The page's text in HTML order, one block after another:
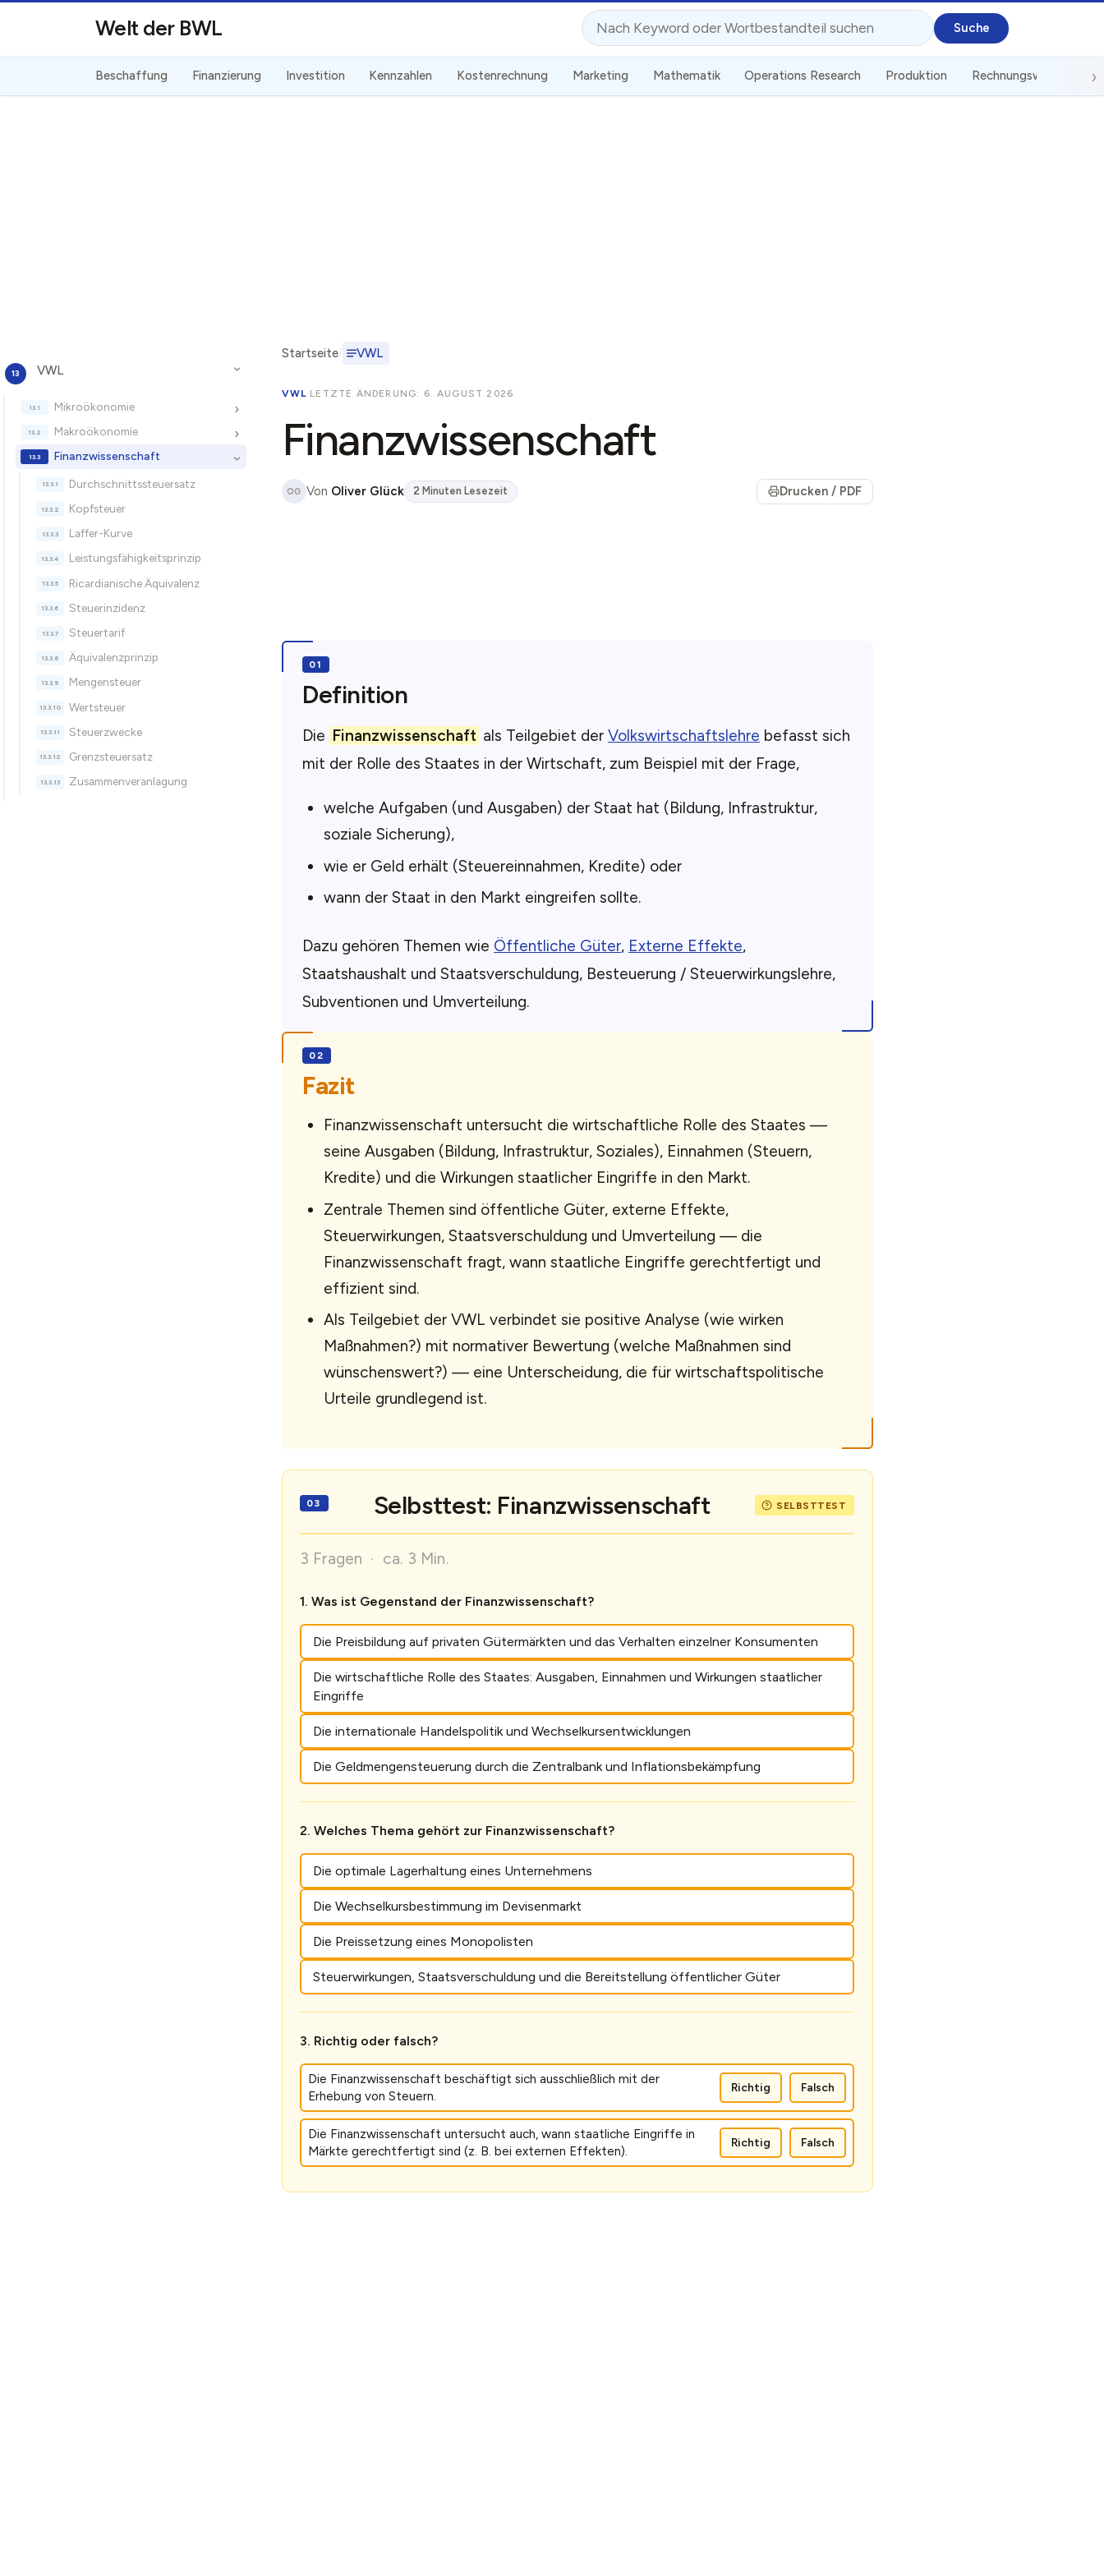
Welt der BWL Suche
Beschaffung Finanzierung Investition Kennzahlen Kostenrechnung Marketing Mathematik Operations Research Produktion Rechnungswesen
›
VWL
›
Mikroökonomie
›
Makroökonomie
›
Finanzwissenschaft
Durchschnittssteuersatz
Kopfsteuer
Laffer-Kurve
Leistungsfähigkeitsprinzip
Ricardianische Äquivalenz
Steuerinzidenz
Steuertarif
Äquivalenzprinzip
Mengensteuer
Wertsteuer
Steuerzwecke
Grenzsteuersatz
Zusammenveranlagung
Startseite VWL
VWL· LETZTE ÄNDERUNG: 6. AUGUST 2026
Finanzwissenschaft
OG Von Oliver Glück 2 Minuten Lesezeit Drucken / PDF
Definition
Die Finanzwissenschaft als Teilgebiet der Volkswirtschaftslehre befasst sich
mit der Rolle des Staates in der Wirtschaft, zum Beispiel mit der Frage,
welche Aufgaben (und Ausgaben) der Staat hat (Bildung, Infrastruktur,
soziale Sicherung),
wie er Geld erhält (Steuereinnahmen, Kredite) oder
wann der Staat in den Markt eingreifen sollte.
Dazu gehören Themen wie Öffentliche Güter, Externe Effekte,
Staatshaushalt und Staatsverschuldung, Besteuerung / Steuerwirkungslehre,
Subventionen und Umverteilung.
Fazit
Finanzwissenschaft untersucht die wirtschaftliche Rolle des Staates —
seine Ausgaben (Bildung, Infrastruktur, Soziales), Einnahmen (Steuern,
Kredite) und die Wirkungen staatlicher Eingriffe in den Markt.
Zentrale Themen sind öffentliche Güter, externe Effekte,
Steuerwirkungen, Staatsverschuldung und Umverteilung — die
Finanzwissenschaft fragt, wann staatliche Eingriffe gerechtfertigt und
effizient sind.
Als Teilgebiet der VWL verbindet sie positive Analyse (wie wirken
Maßnahmen?) mit normativer Bewertung (welche Maßnahmen sind
wünschenswert?) — eine Unterscheidung, die für wirtschaftspolitische
Urteile grundlegend ist.
Selbsttest: Finanzwissenschaft
3 Fragen · ca. 3 Min.
Was ist Gegenstand der Finanzwissenschaft?
Die Preisbildung auf privaten Gütermärkten und das Verhalten einzelner Konsumenten
Die wirtschaftliche Rolle des Staates: Ausgaben, Einnahmen und Wirkungen staatlicher
Eingriffe
Die internationale Handelspolitik und Wechselkursentwicklungen
Die Geldmengensteuerung durch die Zentralbank und Inflationsbekämpfung
Welches Thema gehört zur Finanzwissenschaft?
Die optimale Lagerhaltung eines Unternehmens
Die Wechselkursbestimmung im Devisenmarkt
Die Preissetzung eines Monopolisten
Steuerwirkungen, Staatsverschuldung und die Bereitstellung öffentlicher Güter
Richtig oder falsch?
Die Finanzwissenschaft beschäftigt sich ausschließlich mit der
Erhebung von Steuern.
Richtig Falsch
Die Finanzwissenschaft untersucht auch, wann staatliche Eingriffe in
Märkte gerechtfertigt sind (z. B. bei externen Effekten).
Richtig Falsch